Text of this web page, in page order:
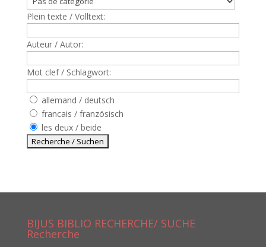
Plein texte / Volltext:
Auteur / Autor:
Mot clef / Schlagwort:
allemand / deutsch
francais / französisch
les deux / beide
BIJUS BIBLIO RECHERCHE/ SUCHE
Recherche